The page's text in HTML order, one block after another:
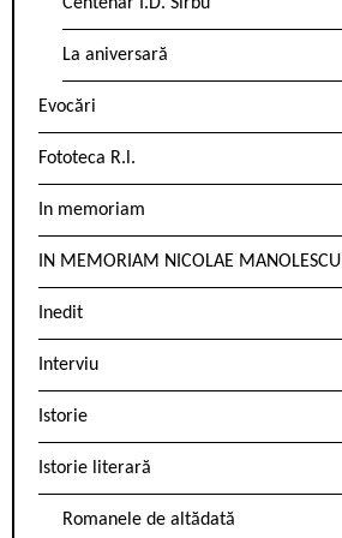
Centenar I.D. Sîrbu
La aniversară
Evocări
Fototeca R.l.
In memoriam
IN MEMORIAM NICOLAE MANOLESCU
Inedit
Interviu
Istorie
Istorie literară
Romanele de altădată